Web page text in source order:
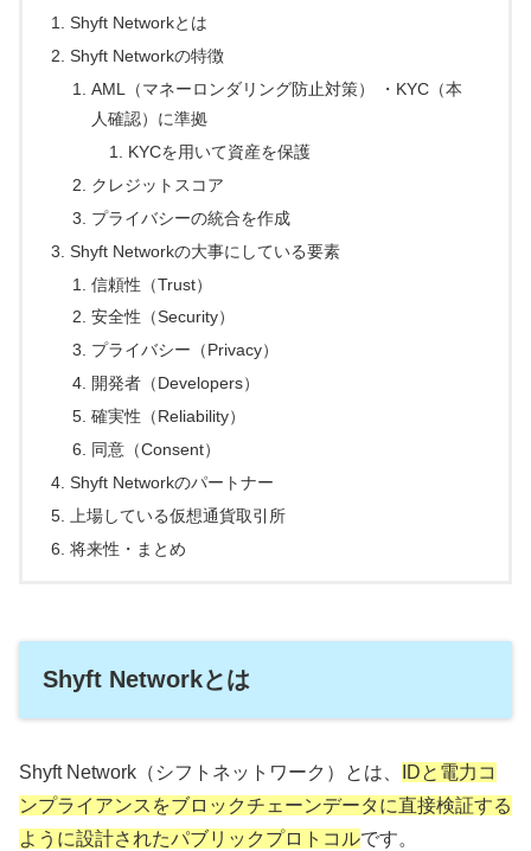
Shyft Networkとは
Shyft Networkの特徴
AML（マネーロンダリング防止対策） ・KYC（本
人確認）に準拠
KYCを用いて資産を保護
クレジットスコア
プライバシーの統合を作成
Shyft Networkの大事にしている要素
信頼性（Trust）
安全性（Security）
プライバシー（Privacy）
開発者（Developers）
確実性（Reliability）
同意（Consent）
Shyft Networkのパートナー
上場している仮想通貨取引所
将来性・まとめ
Shyft Networkとは
Shyft Network（シフトネットワーク）とは、
IDと電力コ
ンプライアンスをブロックチェーンデータに直接検証する
ように設計されたパブリックプロトコルです。